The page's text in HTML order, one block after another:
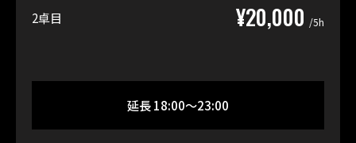
2卓目 ¥20,000 /5h
延長 18:00〜23:00